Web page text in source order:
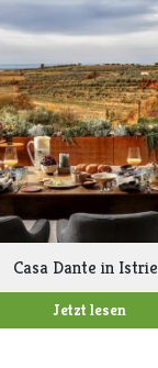
Casa Dante in
Jetzt lesen